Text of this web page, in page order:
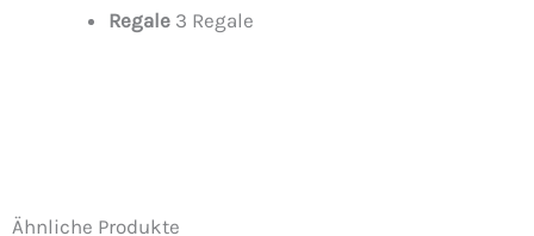
Regale 3 Regale
Ähnliche Produkte